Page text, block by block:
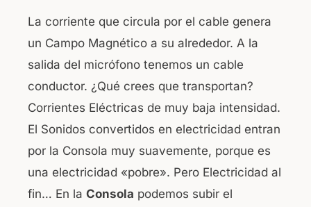
La corriente que circula por el cable genera
un Campo Magnético a su alrededor. A la
salida del micrófono tenemos un cable
conductor. ¿Qué crees que transportan?
Corrientes Eléctricas de muy baja intensidad.
El Sonidos convertidos en electricidad entran
por la Consola muy suavemente, porque es
una electricidad «pobre». Pero Electricidad al
fin… En la Consola podemos subir el